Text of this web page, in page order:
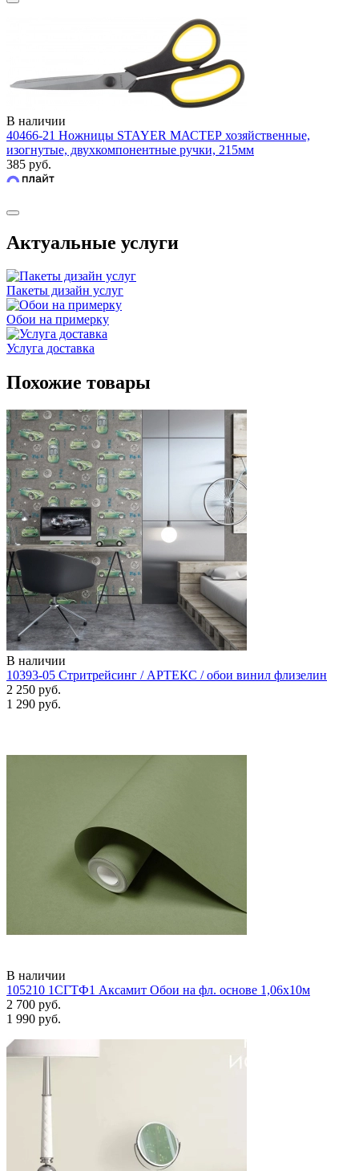
В наличии
40466-21 Ножницы STAYER МАСТЕР хозяйственные,
изогнутые, двухкомпонентные ручки, 215мм
385 руб.
Актуальные услуги
Пакеты дизайн услуг
Обои на примерку
Услуга доставка
Похожие товары
В наличии
10393-05 Стритрейсинг / АРТЕКС / обои винил флизелин
2 250 руб.
1 290 руб.
В наличии
105210 1СГТФ1 Аксамит Обои на фл. основе 1,06х10м
2 700 руб.
1 990 руб.